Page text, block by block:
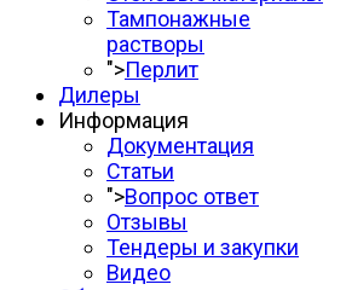
Тампонажные
растворы
">Перлит
Дилеры
Информация
Документация
Статьи
">Вопрос ответ
Отзывы
Тендеры и закупки
Видео